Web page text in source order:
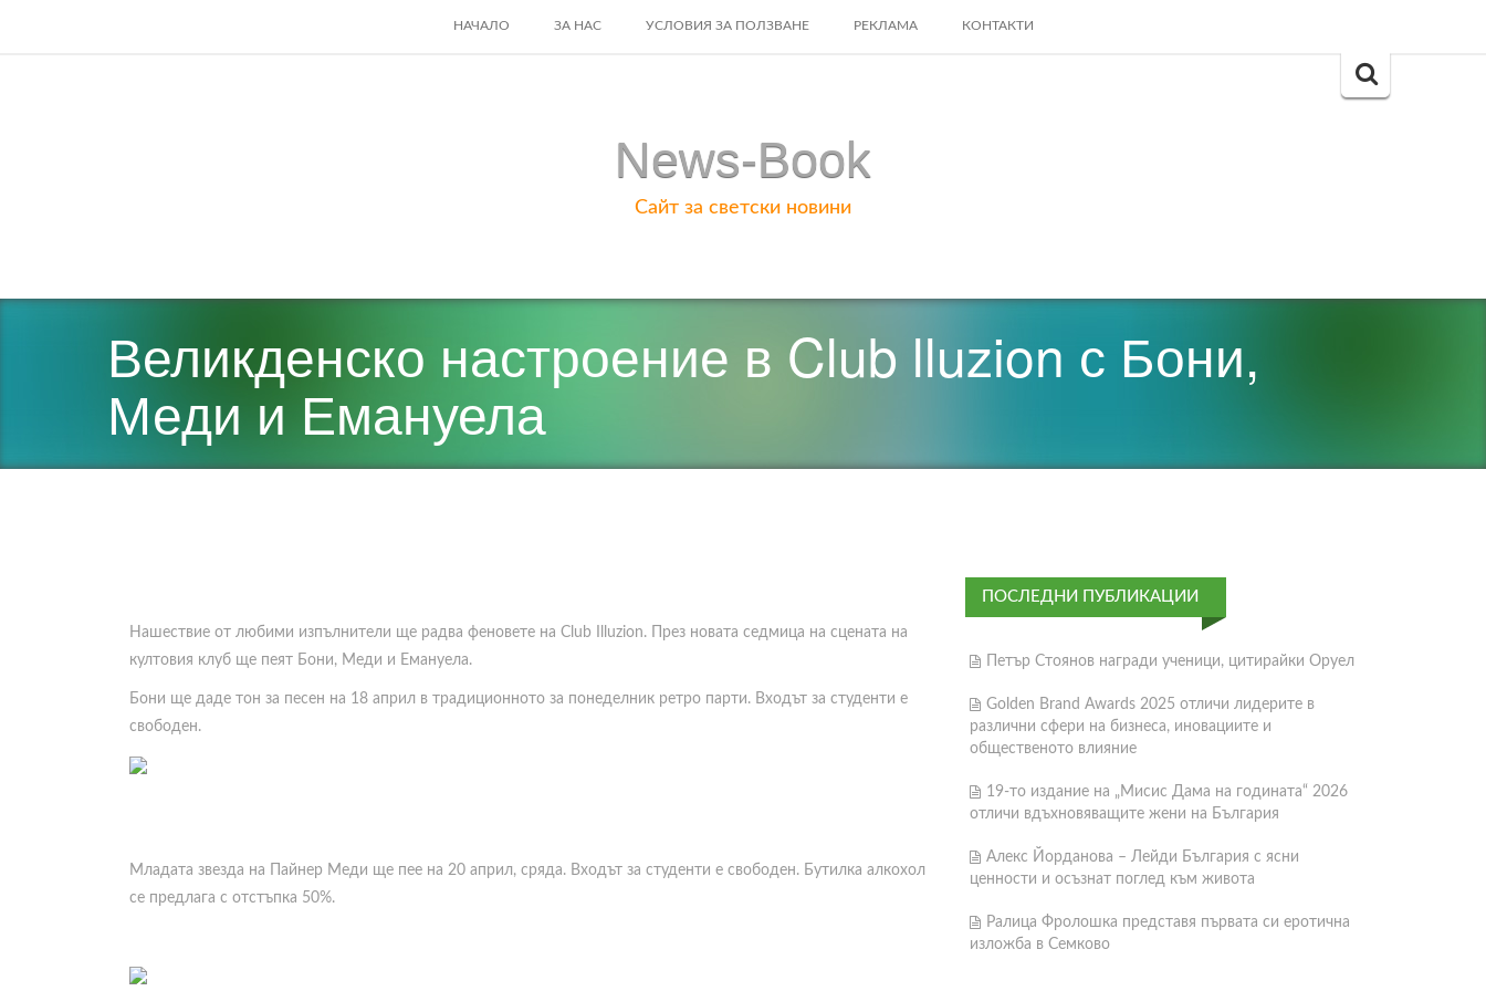
SKIP
НАЧАЛО ЗА НАС УСЛОВИЯ ЗА ПОЛЗВАНЕ РЕКЛАМА КОНТАКТИ
Search
News-Book
Сайт за светски новини
Великденско настроение в Club lluzion с Бони,
Меди и Емануела
Нашествие от любими изпълнители ще радва феновете на Club Illuzion. През новата седмица на сцената на
култовия клуб ще пеят Бони, Меди и Емануела.
Бони ще даде тон за песен на 18 април в традиционното за понеделник ретро парти. Входът за студенти е
свободен.
Младата звезда на Пайнер Меди ще пее на 20 април, сряда. Входът за студенти е свободен. Бутилка алкохол
се предлага с отстъпка 50%.
ПОСЛЕДНИ ПУБЛИКАЦИИ
Петър Стоянов награди ученици, цитирайки Оруел
Golden Brand Awards 2025 отличи лидерите в
различни сфери на бизнеса, иновациите и
общественото влияние
19-то издание на „Мисис Дама на годината“ 2026
отличи вдъхновяващите жени на България
Алекс Йорданова – Лейди България с ясни
ценности и осъзнат поглед към живота
Ралица Фролошка представя първата си еротична
изложба в Семково